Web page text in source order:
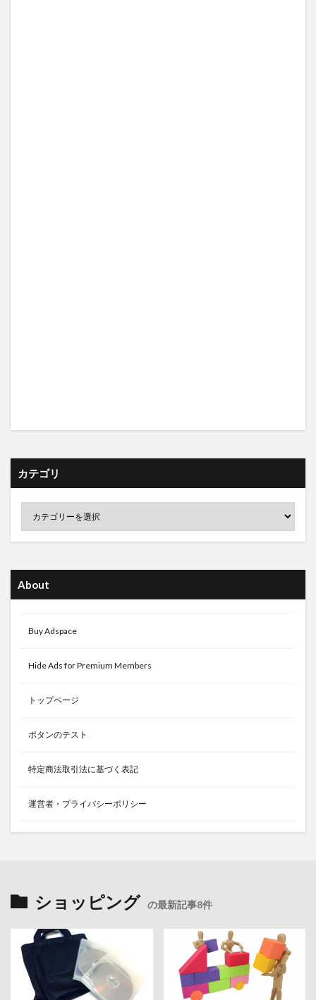
カテゴリ
About
Buy Adspace
Hide Ads for Premium Members
トップページ
ボタンのテスト
特定商法取引法に基づく表記
運営者・プライバシーポリシー
ショッピング の最新記事8件